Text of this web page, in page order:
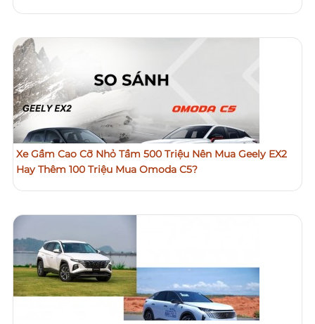
Xe Gầm Cao Cỡ Nhỏ Tầm 500 Triệu Nên Mua Geely EX2
Hay Thêm 100 Triệu Mua Omoda C5?